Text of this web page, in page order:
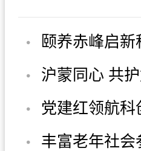
颐养赤峰启
沪蒙同心 共
会、上海工
党建红领航
——医院党委
丰富老年社会参与 展现积极乐